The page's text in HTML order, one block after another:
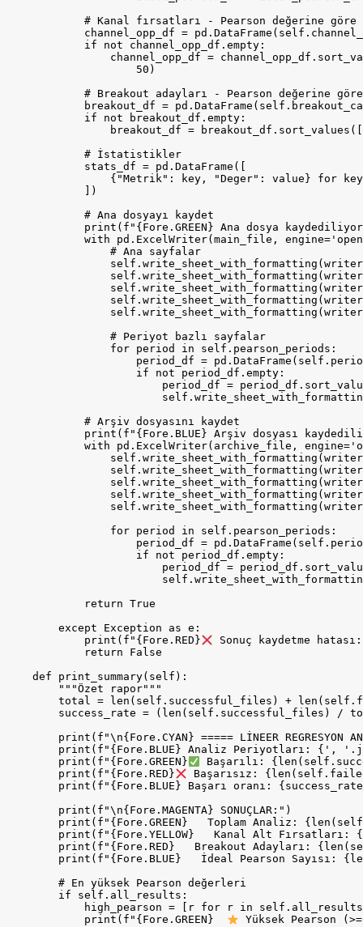
# Kanal fırsatları - Pearson değerine göre
channel_opp_df =
            if not channel_opp_df.empty:
channel_opp_df =
                    50)
# Breakout adayları - Pearson değerine
breakout_df =
            if not breakout_df.empty:
breakout_df =
            # İstatistikler
            stats_df = pd.DataFrame([
{"Metrik": key, "Deger": value} for
            ])
            # Ana dosyayı kaydet
print(f"{Fore.GREEN} Ana dosya
with pd.ExcelWriter(main_file,
                # Ana sayfalar
                # Periyot bazlı sayfalar
                for period in self.pearson_periods:
period_df =
                    if not period_df.empty:
period_df =
            # Arşiv dosyasını kaydet
print(f"{Fore.BLUE} Arşiv dosyası
with pd.ExcelWriter(archive_file,
                for period in self.pearson_periods:
period_df =
                    if not period_df.empty:
period_df =
            return True
        except Exception as e:
            print(f"{Fore.RED}
Sonuç kaydetme
            return False
    def print_summary(self):
        """Özet rapor"""
total = len(self.successful_files) +
success_rate = (len(self.successful_files) /
print(f"\n{Fore.CYAN} ===== LİNEER REGRESYON
print(f"{Fore.BLUE} Analiz Periyotları: {',
        print(f"{Fore.GREEN}
Başarılı:
        print(f"{Fore.RED}
Başarısız:
print(f"{Fore.BLUE} Başarı oranı:
        print(f"\n{Fore.MAGENTA} SONUÇLAR:")
print(f"{Fore.GREEN}   Toplam Analiz:
print(f"{Fore.YELLOW}   Kanal Alt Fırsatları:
print(f"{Fore.RED}   Breakout Adayları:
print(f"{Fore.BLUE}   İdeal Pearson Sayısı:
        # En yüksek Pearson değerleri
        if self.all_results:
high_pearson = [r for r in
            print(f"{Fore.GREEN}
Yüksek Pearson